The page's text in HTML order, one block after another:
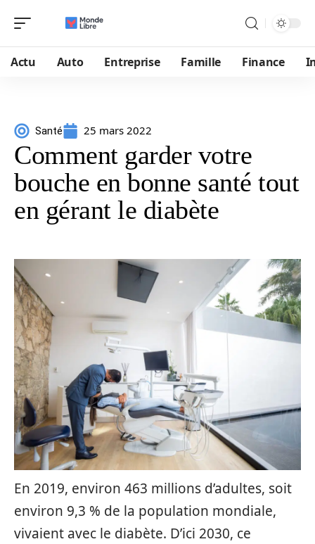
Actu Auto Entreprise Famille Finance
Santé 25 mars 2022
Comment garder votre
bouche en bonne santé tout
en gérant le diabète
En 2019, environ 463 millions d’adultes, soit
environ 9,3 % de la population mondiale,
vivaient avec le diabète. D’ici 2030, ce